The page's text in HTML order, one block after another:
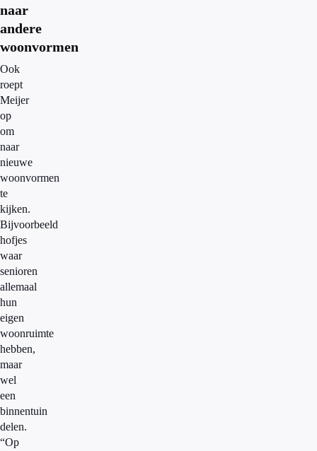
naar
andere
woonvormen
Ook
roept
Meijer
op
om
naar
nieuwe
woonvormen
te
kijken.
Bijvoorbeeld
hofjes
waar
senioren
allemaal
hun
eigen
woonruimte
hebben,
maar
wel
een
binnentuin
delen.
“Op